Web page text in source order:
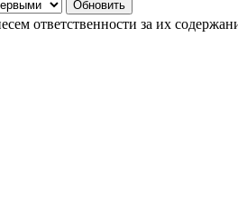
ответственности за их